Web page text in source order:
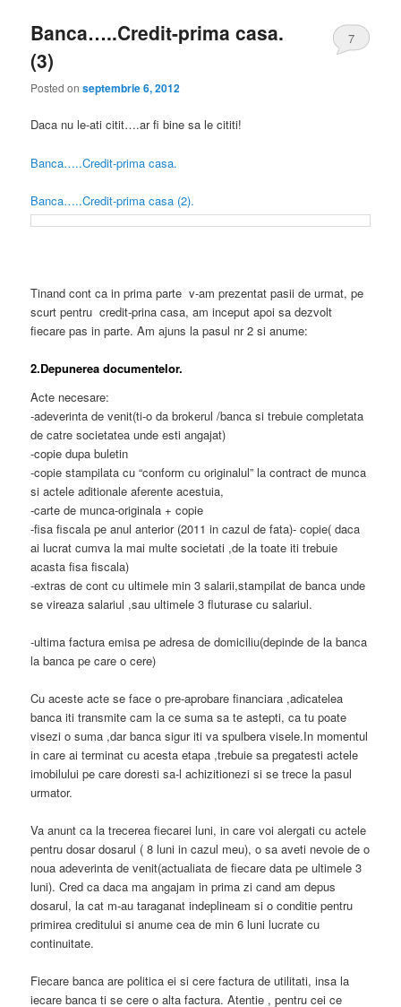
Banca…..Credit-prima casa.
(3)
Posted onseptembrie 6, 2012
7
Daca nu le-ati citit….ar fi bine sa le cititi!
Banca…..Credit-prima casa.
Banca…..Credit-prima casa (2).
Tinand cont ca in prima parte v-am prezentat pasii de urmat, pe
scurt pentru credit-prina casa, am inceput apoi sa dezvolt
fiecare pas in parte. Am ajuns la pasul nr 2 si anume:
2.Depunerea documentelor.
Acte necesare:
-adeverinta de venit(ti-o da brokerul /banca si trebuie completata
de catre societatea unde esti angajat)
-copie dupa buletin
-copie stampilata cu “conform cu originalul” la contract de munca
si actele aditionale aferente acestuia,
-carte de munca-originala + copie
-fisa fiscala pe anul anterior (2011 in cazul de fata)- copie( daca
ai lucrat cumva la mai multe societati ,de la toate iti trebuie
acasta fisa fiscala)
-extras de cont cu ultimele min 3 salarii,stampilat de banca unde
se vireaza salariul ,sau ultimele 3 fluturase cu salariul.
-ultima factura emisa pe adresa de domiciliu(depinde de la banca
la banca pe care o cere)
Cu aceste acte se face o pre-aprobare financiara ,adicatelea
banca iti transmite cam la ce suma sa te astepti, ca tu poate
visezi o suma ,dar banca sigur iti va spulbera visele.In momentul
in care ai terminat cu acesta etapa ,trebuie sa pregatesti actele
imobilului pe care doresti sa-l achizitionezi si se trece la pasul
urmator.
Va anunt ca la trecerea fiecarei luni, in care voi alergati cu actele
pentru dosar dosarul ( 8 luni in cazul meu), o sa aveti nevoie de o
noua adeverinta de venit(actualiata de fiecare data pe ultimele 3
luni). Cred ca daca ma angajam in prima zi cand am depus
dosarul, la cat m-au taraganat indeplineam si o conditie pentru
primirea creditului si anume cea de min 6 luni lucrate cu
continuitate.
Fiecare banca are politica ei si cere factura de utilitati, insa la
iecare banca ti se cere o alta factura. Atentie , pentru cei ce